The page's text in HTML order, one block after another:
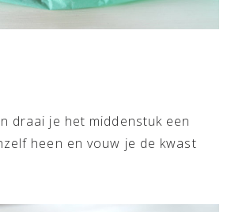
draai je het middenstuk een
heen en vouw je de kwast